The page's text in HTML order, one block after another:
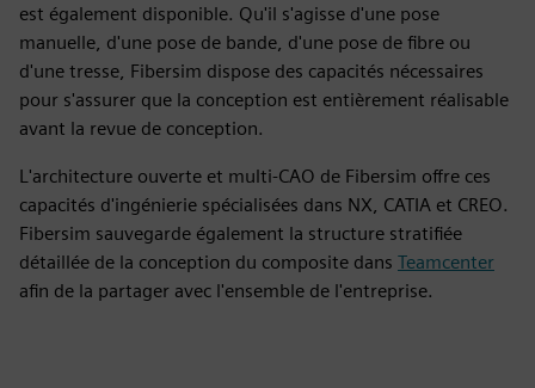
est également disponible. Qu'il s'agisse d'une pose
manuelle, d'une pose de bande, d'une pose de fibre ou
d'une tresse, Fibersim dispose des capacités nécessaires
pour s'assurer que la conception est entièrement réalisable
avant la revue de conception.
L'architecture ouverte et multi-CAO de Fibersim offre ces
capacités d'ingénierie spécialisées dans NX, CATIA et CREO.
Fibersim sauvegarde également la structure stratifiée
détaillée de la conception du composite dans Teamcenter
afin de la partager avec l'ensemble de l'entreprise.